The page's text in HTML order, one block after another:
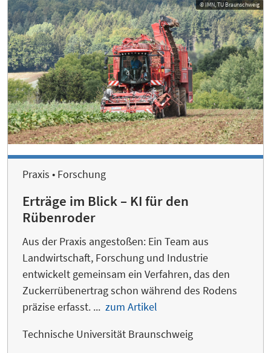
© IMN, TU Braunschweig
Praxis • Forschung
Erträge im Blick – KI für den
Rübenroder
Aus der Praxis angestoßen: Ein Team aus
Landwirtschaft, Forschung und Industrie
entwickelt gemeinsam ein Verfahren, das den
Zuckerrübenertrag schon während des Rodens
präzise erfasst. ... zum Artikel
Technische Universität Braunschweig